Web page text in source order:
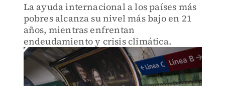
La ayuda internacional a los países más
pobres alcanza su nivel más bajo en 21
años, mientras enfrentan
endeudamiento y crisis climática.